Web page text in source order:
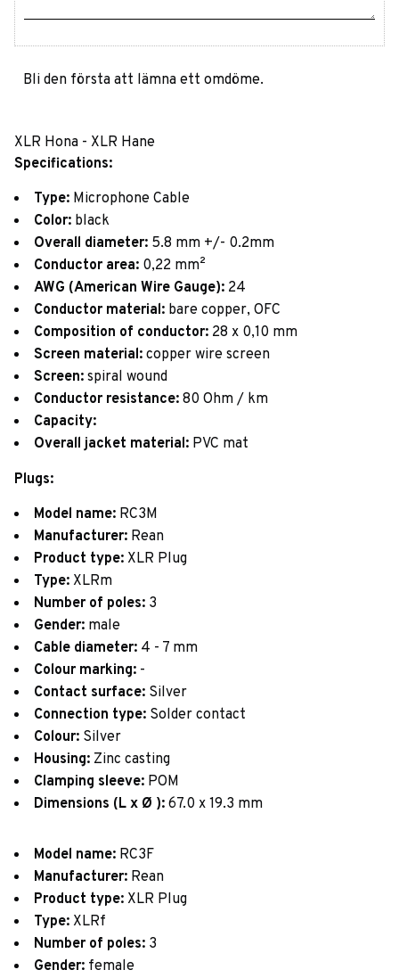
Bli den första att lämna ett omdöme.
XLR Hona - XLR Hane
Specifications:
Type: Microphone Cable
Color: black
Overall diameter: 5.8 mm +/- 0.2mm
Conductor area: 0,22 mm²
AWG (American Wire Gauge): 24
Conductor material: bare copper, OFC
Composition of conductor: 28 x 0,10 mm
Screen material: copper wire screen
Screen: spiral wound
Conductor resistance: 80 Ohm / km
Capacity:
Overall jacket material: PVC mat
Plugs:
Model name: RC3M
Manufacturer: Rean
Product type: XLR Plug
Type: XLRm
Number of poles: 3
Gender: male
Cable diameter: 4 - 7 mm
Colour marking: -
Contact surface: Silver
Connection type: Solder contact
Colour: Silver
Housing: Zinc casting
Clamping sleeve: POM
Dimensions (L x Ø ): 67.0 x 19.3 mm
Model name: RC3F
Manufacturer: Rean
Product type: XLR Plug
Type: XLRf
Number of poles: 3
Gender: female